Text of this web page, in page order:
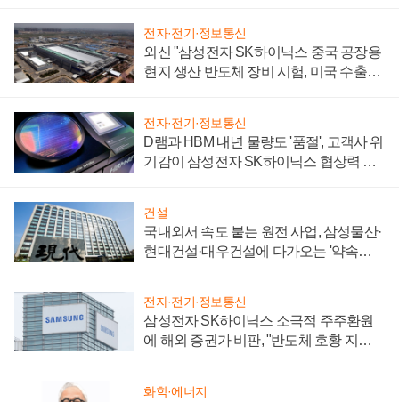
전자·전기·정보통신
외신 "삼성전자 SK하이닉스 중국 공장용
현지 생산 반도체 장비 시험, 미국 수출통
전자·전기·정보통신
D램과 HBM 내년 물량도 '품절', 고객사 위
기감이 삼성전자 SK하이닉스 협상력 더
건설
국내외서 속도 붙는 원전 사업, 삼성물산·
현대건설·대우건설에 다가오는 '약속의
전자·전기·정보통신
삼성전자 SK하이닉스 소극적 주주환원
에 해외 증권가 비판, "반도체 호황 지속
화학·에너지